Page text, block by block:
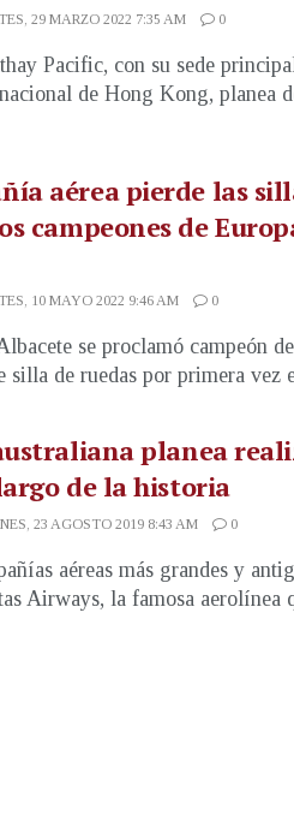
29 MARZO 2022 7:35 AM 0
Pacific, con su sede
de Hong Kong, planea
aérea pierde las
campeones de
10 MAYO 2022 9:46 AM 0
se proclamó campeón
silla de ruedas por primera vez
planea
de la historia
23 AGOSTO 2019 8:43 AM 0
aéreas más grandes y
Airways, la famosa aerolínea